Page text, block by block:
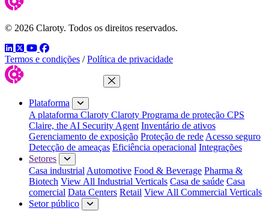
© 2026 Claroty. Todos os direitos reservados.
LinkedIn
TwitterYouTube
Facebook
Termos e condições / Política de privacidade
Fechar menu
Plataforma
A plataforma Claroty Claroty Programa de proteção CPS
Claire, the AI Security Agent Inventário de ativos
Gerenciamento de exposição Proteção de rede Acesso seguro
Detecção de ameaças Eficiência operacional Integrações
Setores
Casa industrial Automotive Food & Beverage Pharma &
Biotech View All Industrial Verticals Casa de saúde Casa
comercial Data Centers Retail View All Commercial Verticals
Setor público